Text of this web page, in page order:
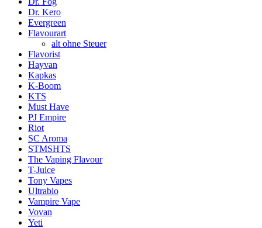
Dr. Kero
Evergreen
Flavourart
alt ohne Steuer
Flavorist
Hayvan
Kapkas
K-Boom
KTS
Must Have
PJ Empire
Riot
SC Aroma
STMSHTS
The Vaping Flavour
T-Juice
Tony Vapes
Ultrabio
Vampire Vape
Vovan
Yeti